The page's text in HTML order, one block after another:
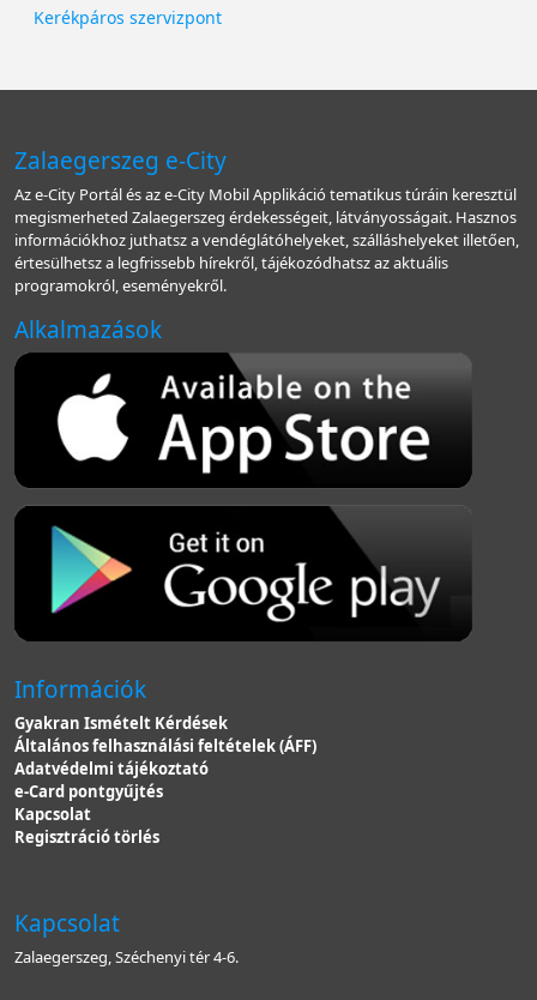
Kerékpáros szervizpont
Zalaegerszeg e-City
Az e-City Portál és az e-City Mobil Applikáció tematikus túráin keresztül
megismerheted Zalaegerszeg érdekességeit, látványosságait. Hasznos
információkhoz juthatsz a vendéglátóhelyeket, szálláshelyeket illetően,
értesülhetsz a legfrissebb hírekről, tájékozódhatsz az aktuális
programokról, eseményekről.
Alkalmazások
Információk
Gyakran Ismételt Kérdések
Általános felhasználási feltételek (ÁFF)
Adatvédelmi tájékoztató
e-Card pontgyűjtés
Kapcsolat
Regisztráció törlés
Kapcsolat
Zalaegerszeg, Széchenyi tér 4-6.